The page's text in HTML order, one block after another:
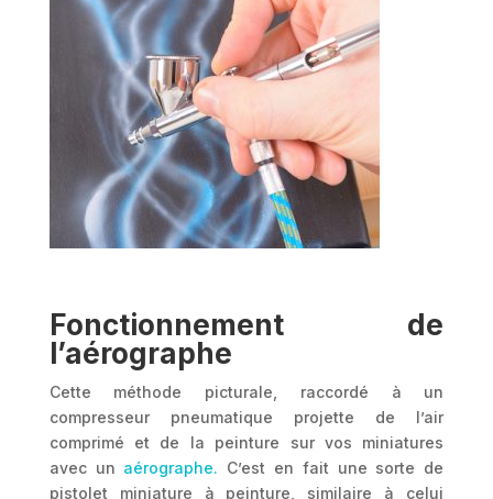
Fonctionnement de
l’aérographe
Cette méthode picturale, raccordé à un
compresseur pneumatique projette de l’air
comprimé et de la peinture sur vos miniatures
avec un aérographe. C’est en fait une sorte de
pistolet miniature à peinture, similaire à celui